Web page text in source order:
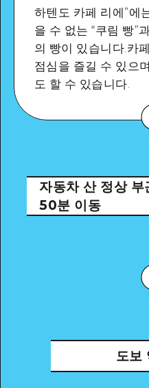
Google Maps
하텐도 카페 리에”에
을 수 없는 “쿠림 빵”
의 빵이 있습니다.카
점심을 즐길 수 있으
도 할 수 있습니다.
자동차 산 정상 부
50분 이동
도보